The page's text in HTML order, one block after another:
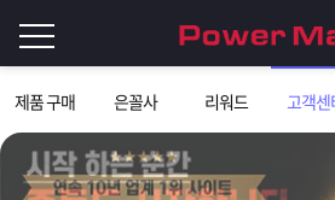
제품 구매 은꼴사 리워드 고객센
그
인
로